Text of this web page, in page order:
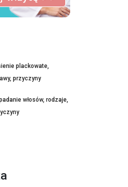
plackowate,
przyczyny
włosów, rodzaje,